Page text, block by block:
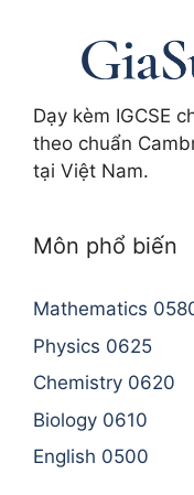
Dạy kèm IGCSE
theo chuẩn
tại Việt Nam.
Môn phổ biến
Mathematics
Physics 0625
Chemistry 0620
Biology 0610
English 0500
AI Tư vấn Times Edu